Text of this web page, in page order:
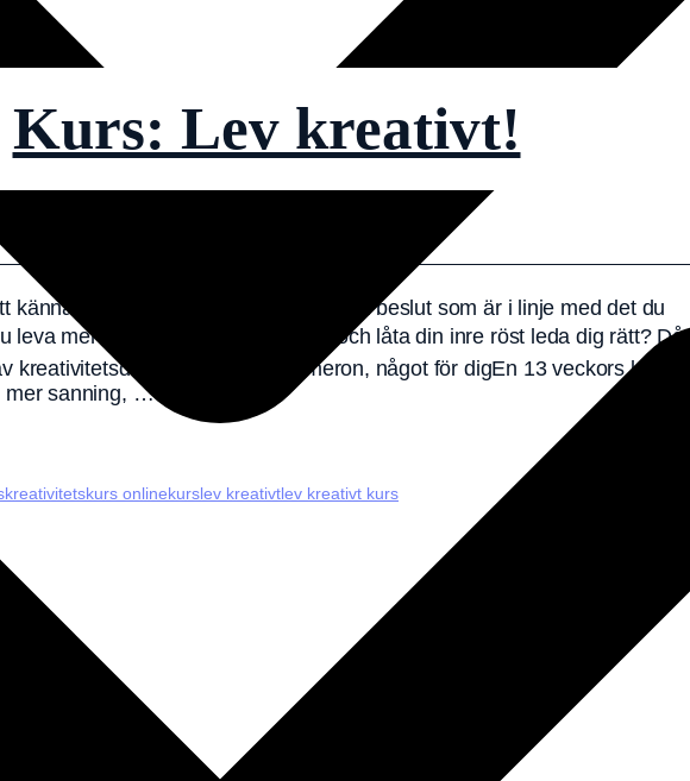
Kurs: Lev kreativt!
känna dig mer levande?🔥 Vill du fatta beslut som är i linje med det du
leva mer i samklang med dig själv och låta din inre röst leda dig rätt? Då
kreativitetsdrottningen Julia Cameron, något för digEn 13 veckors kreativ
mer sanning, …
kreativitetskurs onlinekurslev kreativtlev kreativt kurs